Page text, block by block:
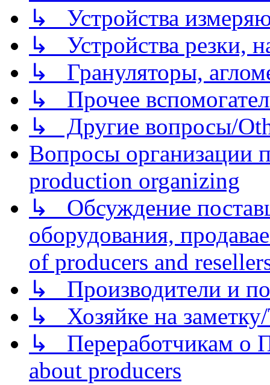
↳ Устройства
↳ Устройства резки,
↳ Грануляторы,
↳ Прочее
↳ Другие вопросы/
Вопросы организации
production organizing
↳ Обсуждение
оборудования,
of producers and
↳ Производители и
↳ Хозяйке на
↳ Переработчикам о
about producers